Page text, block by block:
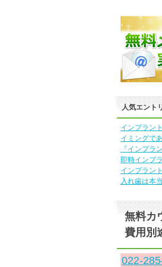
人気エント
インプラン
イミングで
『インプラ
即時インプ
インプラン
入れ歯は本
無料カ
費用別
022-